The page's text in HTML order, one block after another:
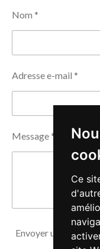
Ce
r
Nom *
Adresse e-mail *
Message *
Envoyer un